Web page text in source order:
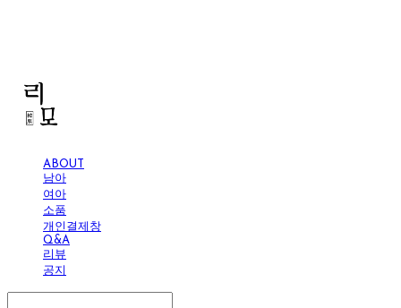
ABOUT
남아
여아
소품
개인결제창
Q&A
리뷰
공지